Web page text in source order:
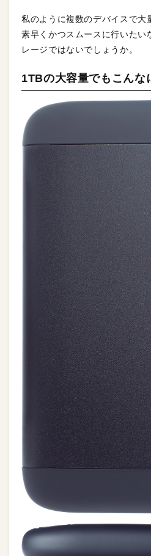
私のように複数のデバイスで大
素早くかつスムースに行いたい
レージではないでしょうか。
1TBの大容量でもこんな